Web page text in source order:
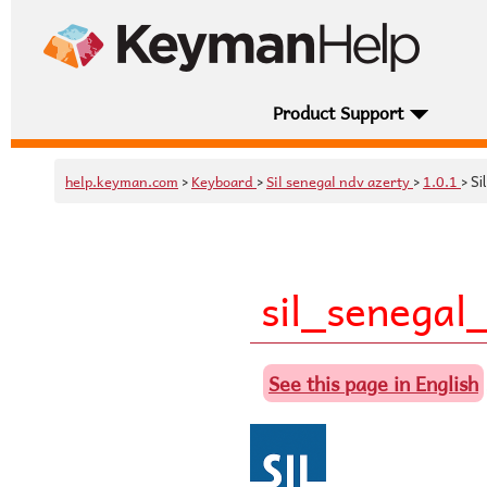
Product Support
help.keyman.com > Keyboard >Sil senegal ndv azerty > 1.0.1 >
See this page in English